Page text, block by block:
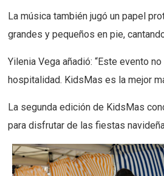
La música también jugó un papel
grandes y pequeños en pie,
Yilenia Vega añadió: “Este evento
hospitalidad. KidsMas es la mejor
La segunda edición de KidsMas
para disfrutar de las fiestas